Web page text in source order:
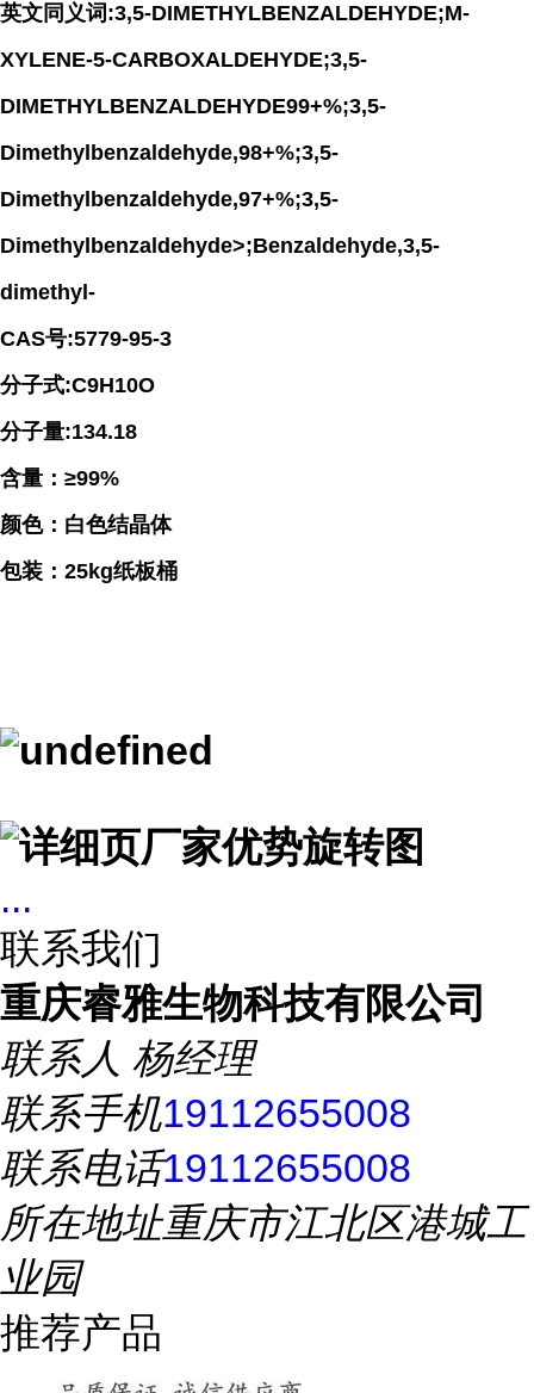
英文同义词:3,5-DIMETHYLBENZALDEHYDE;M-
XYLENE-5-CARBOXALDEHYDE;3,5-
DIMETHYLBENZALDEHYDE99+%;3,5-
Dimethylbenzaldehyde,98+%;3,5-
Dimethylbenzaldehyde,97+%;3,5-
Dimethylbenzaldehyde>;Benzaldehyde,3,5-
dimethyl-
CAS号:5779-95-3
分子式:C9H10O
分子量:134.18
含量：≥99%
颜色：白色结晶体
包装：25kg纸板桶
...
联系我们
重庆睿雅生物科技有限公司
联系人 杨经理
联系手机19112655008
联系电话19112655008
所在地址重庆市江北区港城工
业园
推荐产品